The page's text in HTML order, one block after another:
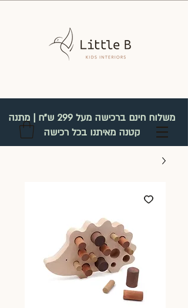
משלוח חינם ברכישה מעל 299 ש"ח | מתנה
קטנה מאיתנו בכל רכישה